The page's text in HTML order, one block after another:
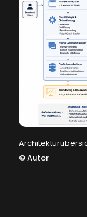
©Autor